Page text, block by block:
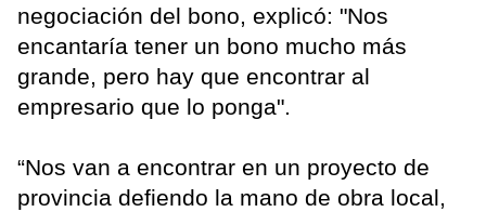
negociación del bono, explicó: "Nos
encantaría tener un bono mucho más
grande, pero hay que encontrar al
empresario que lo ponga".
“Nos van a encontrar en un proyecto de
provincia defiendo la mano de obra local,